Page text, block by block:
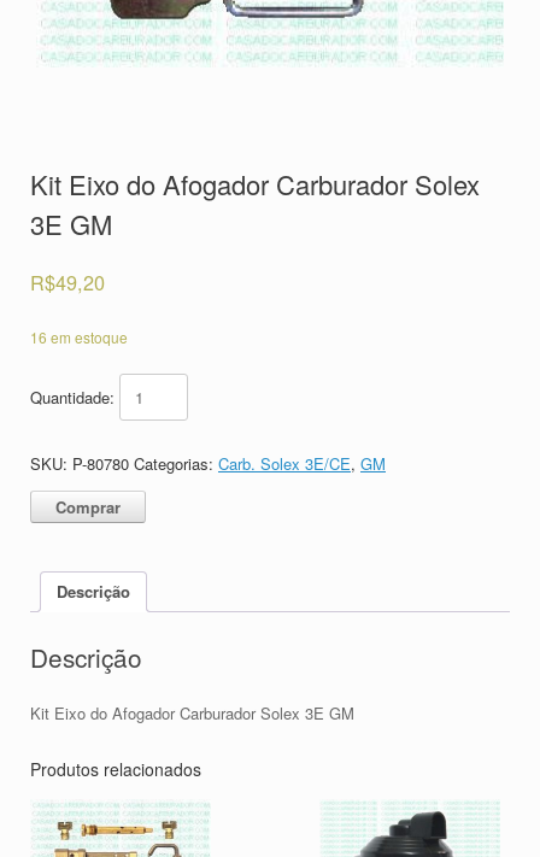
Kit Eixo do Afogador Carburador Solex
3E GM
R$49,20
16 em estoque
Quantidade:
Comprar
SKU: P-80780 Categorias: Carb. Solex 3E/CE, GM
Descrição
Descrição
Kit Eixo do Afogador Carburador Solex 3E GM
Produtos relacionados